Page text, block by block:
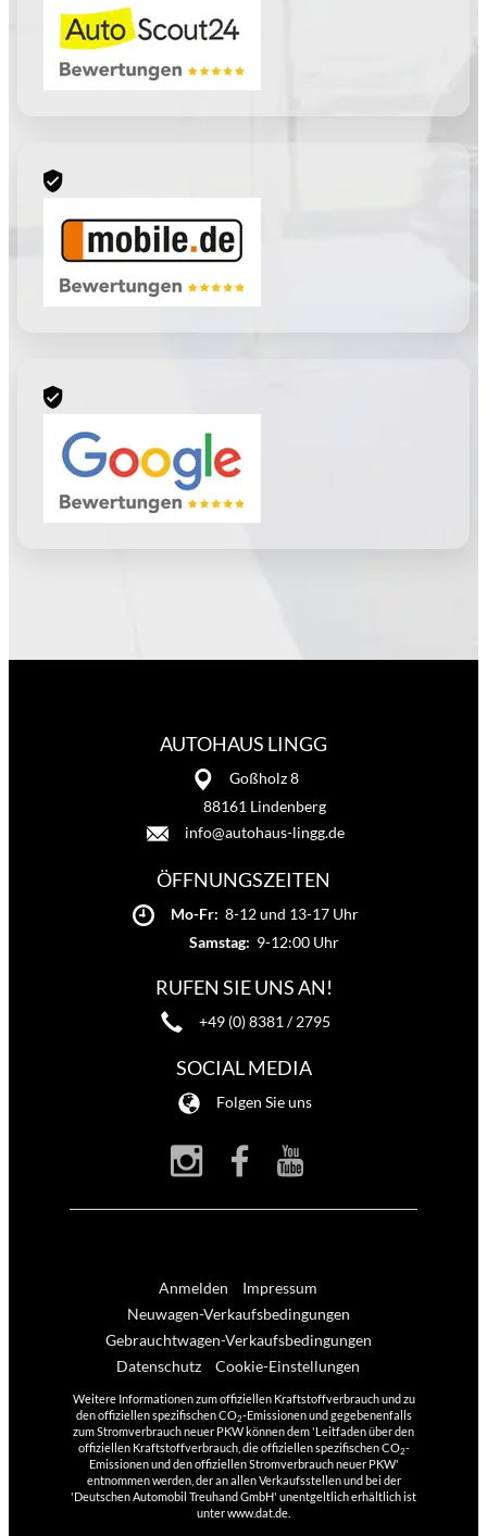
AUTOHAUS LINGG
Goßholz 8
88161 Lindenberg
info@autohaus-lingg.de
ÖFFNUNGSZEITEN
Mo-Fr: 8-12 und 13-17 Uhr
Samstag: 9-12:00 Uhr
RUFEN SIE UNS AN!
+49 (0) 8381 / 2795
SOCIAL MEDIA
Folgen Sie uns
Anmelden
Impressum
Neuwagen-Verkaufsbedingungen
Gebrauchtwagen-Verkaufsbedingungen
Datenschutz
Cookie-Einstellungen
Weitere Informationen zum offiziellen Kraftstoffverbrauch und zu
den offiziellen spezifischen CO2-Emissionen und gegebenenfalls
zum Stromverbrauch neuer PKW können dem 'Leitfaden über den
offiziellen Kraftstoffverbrauch, die offiziellen spezifischen CO2-
Emissionen und den offiziellen Stromverbrauch neuer PKW'
entnommen werden, der an allen Verkaufsstellen und bei der
'Deutschen Automobil Treuhand GmbH' unentgeltlich erhältlich ist
unter www.dat.de.